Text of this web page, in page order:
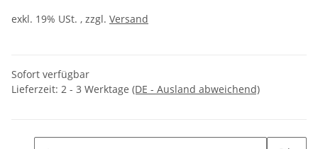
exkl. 19% USt. , zzgl. Versand
Sofort verfügbar
Lieferzeit: 2 - 3 Werktage (DE - Ausland abweichend)